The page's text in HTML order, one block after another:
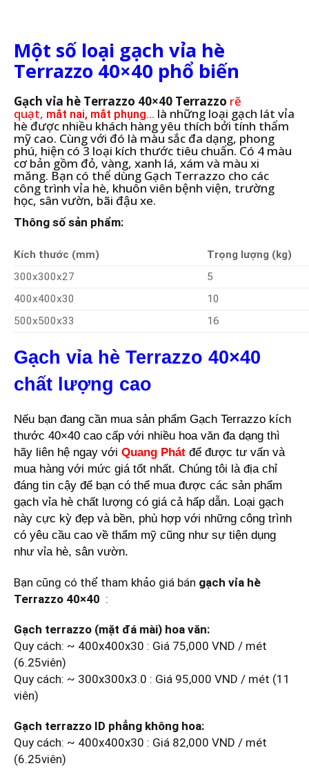
Một số loại gạch vỉa hè
Terrazzo 40×40 phổ biến
Gạch vỉa hè Terrazzo 40×40 Terrazzo rẽ
quạt, mắt nai, mắt phụng... là những loại gạch lát vỉa
hè được nhiều khách hàng yêu thích bởi tính thẩm
mỹ cao. Cùng với đó là màu sắc đa dạng, phong
phú, hiện có 3 loại kích thước tiêu chuẩn. Có 4 màu
cơ bản gồm đỏ, vàng, xanh lá, xám và màu xi
măng. Bạn có thể dùng Gạch Terrazzo cho các
công trình vỉa hè, khuôn viên bệnh viện, trường
học, sân vườn, bãi đậu xe.
Thông số sản phẩm:
Kích thước (mm)
Trọng lượng (kg)
300x300x27
5
400x400x30
10
500x500x33
16
Gạch vỉa hè Terrazzo 40×40
chất lượng cao
Nếu bạn đang cần mua sản phẩm Gạch Terrazzo kích
thước 40×40 cao cấp với nhiều hoa văn đa dạng thì
hãy liên hệ ngay với Quang Phát để được tư vấn và
mua hàng với mức giá tốt nhất. Chúng tôi là địa chỉ
đáng tin cậy để bạn có thể mua được các sản phẩm
gạch vỉa hè chất lượng có giá cả hấp dẫn. Loại gạch
này cực kỳ đẹp và bền, phù hợp với những công trình
có yêu cầu cao về thẩm mỹ cũng như sự tiện dụng
như vỉa hè, sân vườn.
Bạn cũng có thể tham khảo giá bán gạch vỉa hè
Terrazzo 40×40 :
Gạch terrazzo (mặt đá mài) hoa văn:
Quy cách: ~ 400x400x30 : Giá 75,000 VND / mét
(6.25viên)
Quy cách: ~ 300x300x3.0 : Giá 95,000 VND / mét (11
viên)
Gạch terrazzo ID phẳng không hoa:
Quy cách: ~ 400x400x30 : Giá 82,000 VND / mét
(6.25viên)